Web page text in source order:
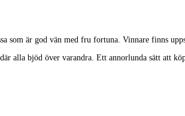
är god vän med fru fortuna. Vinnare finns
alla bjöd över varandra. Ett annorlunda sätt att